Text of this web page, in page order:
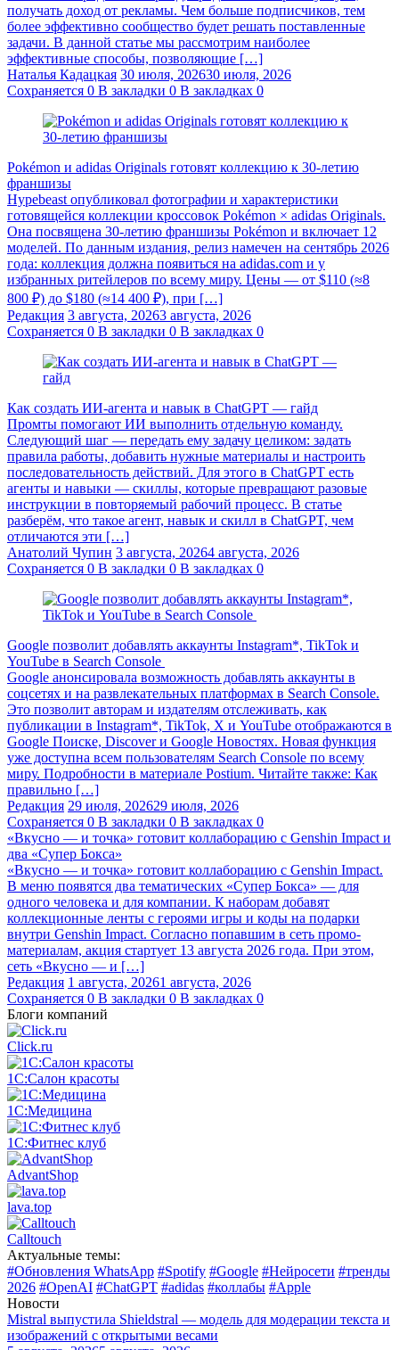
получать доход от рекламы. Чем больше подписчиков, тем
более эффективно сообщество будет решать поставленные
задачи. В данной статье мы рассмотрим наиболее
эффективные способы, позволяющие […]
Наталья Кадацкая 30 июля, 202630 июля, 2026
Сохраняется 0 В закладки 0 В закладках 0
Pokémon и adidas Originals готовят коллекцию к 30-летию
франшизы
Hypebeast опубликовал фотографии и характеристики
готовящейся коллекции кроссовок Pokémon × adidas Originals.
Она посвящена 30-летию франшизы Pokémon и включает 12
моделей. По данным издания, релиз намечен на сентябрь 2026
года: коллекция должна появиться на adidas.com и у
избранных ритейлеров по всему миру. Цены — от $110 (≈8
800 ₽) до $180 (≈14 400 ₽), при […]
Редакция 3 августа, 20263 августа, 2026
Сохраняется 0 В закладки 0 В закладках 0
Как создать ИИ-агента и навык в ChatGPT — гайд
Промты помогают ИИ выполнить отдельную команду.
Следующий шаг — передать ему задачу целиком: задать
правила работы, добавить нужные материалы и настроить
последовательность действий. Для этого в ChatGPT есть
агенты и навыки — скиллы, которые превращают разовые
инструкции в повторяемый рабочий процесс. В статье
разберём, что такое агент, навык и скилл в ChatGPT, чем
отличаются эти […]
Анатолий Чупин 3 августа, 20264 августа, 2026
Сохраняется 0 В закладки 0 В закладках 0
Google позволит добавлять аккаунты Instagram*, TikTok и
YouTube в Search Console
Google анонсировала возможность добавлять аккаунты в
соцсетях и на развлекательных платформах в Search Console.
Это позволит авторам и издателям отслеживать, как
публикации в Instagram*, TikTok, X и YouTube отображаются в
Google Поиске, Discover и Google Новостях. Новая функция
уже доступна всем пользователям Search Console по всему
миру. Подробности в материале Postium. Читайте также: Как
правильно […]
Редакция 29 июля, 202629 июля, 2026
Сохраняется 0 В закладки 0 В закладках 0
«Вкусно — и точка» готовит коллаборацию с Genshin Impact и
два «Супер Бокса»
«Вкусно — и точка» готовит коллаборацию с Genshin Impact.
В меню появятся два тематических «Супер Бокса» — для
одного человека и для компании. К наборам добавят
коллекционные ленты с героями игры и коды на подарки
внутри Genshin Impact. Согласно попавшим в сеть промо-
материалам, акция стартует 13 августа 2026 года. При этом,
сеть «Вкусно — и […]
Редакция 1 августа, 20261 августа, 2026
Сохраняется 0 В закладки 0 В закладках 0
Блоги компаний
Click.ru
1С:Салон красоты
1С:Медицина
1С:Фитнес клуб
AdvantShop
lava.top
Calltouch
Актуальные темы:
#Обновления WhatsApp #Spotify #Google #Нейросети #тренды
2026 #OpenAI #ChatGPT #adidas #коллабы #Apple
Новости
Mistral выпустила Shieldstral — модель для модерации текста и
изображений с открытыми весами